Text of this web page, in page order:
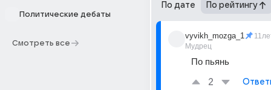
Политические дебаты
Смотреть все
По дате По рейтингу
vyvikh_mozga_1
Мудрец
По пьянь
2